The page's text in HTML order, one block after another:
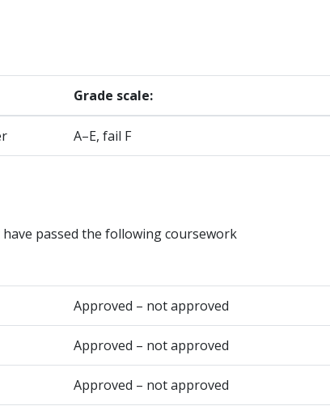
Grade scale:
A–E, fail F
passed the following coursework
Approved – not approved
Approved – not approved
Approved – not approved